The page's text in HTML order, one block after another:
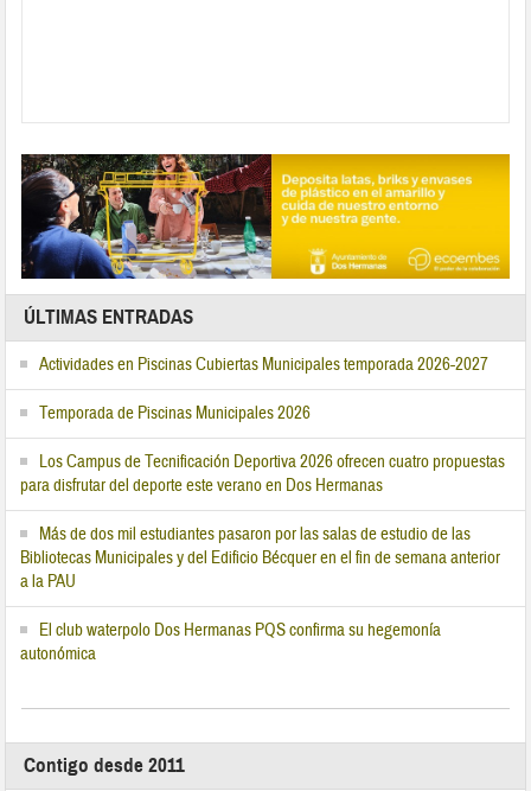
ÚLTIMAS ENTRADAS
Actividades en Piscinas Cubiertas Municipales temporada 2026-2027
Temporada de Piscinas Municipales 2026
Los Campus de Tecnificación Deportiva 2026 ofrecen cuatro propuestas
para disfrutar del deporte este verano en Dos Hermanas
Más de dos mil estudiantes pasaron por las salas de estudio de las
Bibliotecas Municipales y del Edificio Bécquer en el fin de semana anterior
a la PAU
El club waterpolo Dos Hermanas PQS confirma su hegemonía
autonómica
Contigo desde 2011